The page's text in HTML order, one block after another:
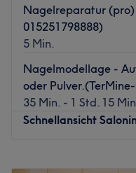
zaubern.Dazu bilden
wird Deutsch, Englisch
gesprochen.
Đã từng là một salon
Không khí: Einladend,
Chuyên môn:
Sản phẩm và nhãn hiệu
Nagelreparatur
015251798888)
5 Min.
Nagelmodellage -
oder
35 Min. - 1 Std. 15
Schnellansicht